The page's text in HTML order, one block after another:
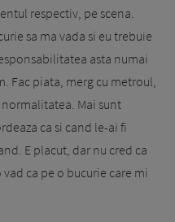
respectiv, pe scena.
sa ma vada si eu trebuie
asta numai
Fac piata, merg cu metroul,
Mai sunt
ca si cand le-ai fi
E placut, dar nu cred ca
ca pe o bucurie care mi